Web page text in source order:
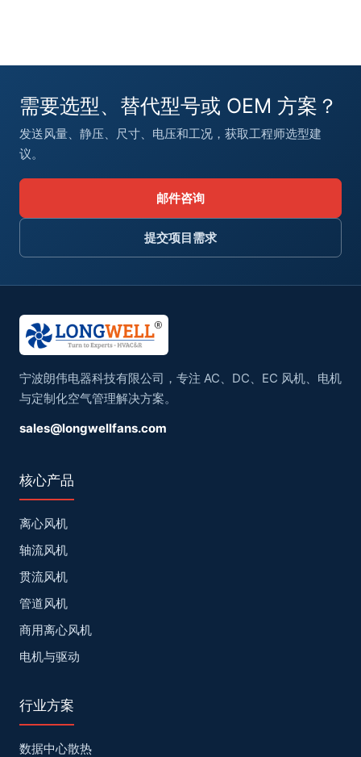
需要选型、替代型号或 OEM 方案？
发送风量、静压、尺寸、电压和工况，获取工程师选型建
议。
邮件咨询
提交项目需求
宁波朗伟电器科技有限公司，专注 AC、DC、EC 风机、电机
与定制化空气管理解决方案。
sales@longwellfans.com
核心产品
离心风机
轴流风机
贯流风机
管道风机
商用离心风机
电机与驱动
行业方案
数据中心散热